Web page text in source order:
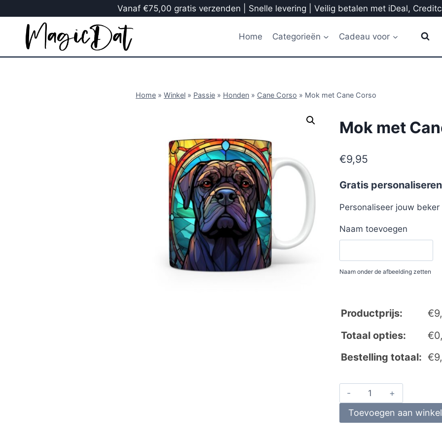
Vanaf €75,00 gratis verzenden | Snelle levering | Veilig betalen met iDeal,
Home Categorieën Cadeau voor
Home » Winkel » Passie » Honden » Cane Corso » Mok met Cane Corso
Mok met
€9,95
Gratis personaliseren
Personaliseer jouw
Naam toevoegen
Naam onder de afbeelding zetten
Productprijs: €
Totaal opties:
€
Bestelling totaal: €
Toevoegen aan